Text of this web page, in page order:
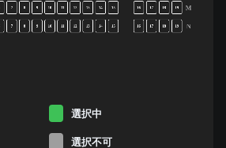
M
N
7 8 9 10 11 12 13 14 15 16 17 18 19
7 8 9 10 12 13 14 15 16 17 18 19
選択中
選択不可